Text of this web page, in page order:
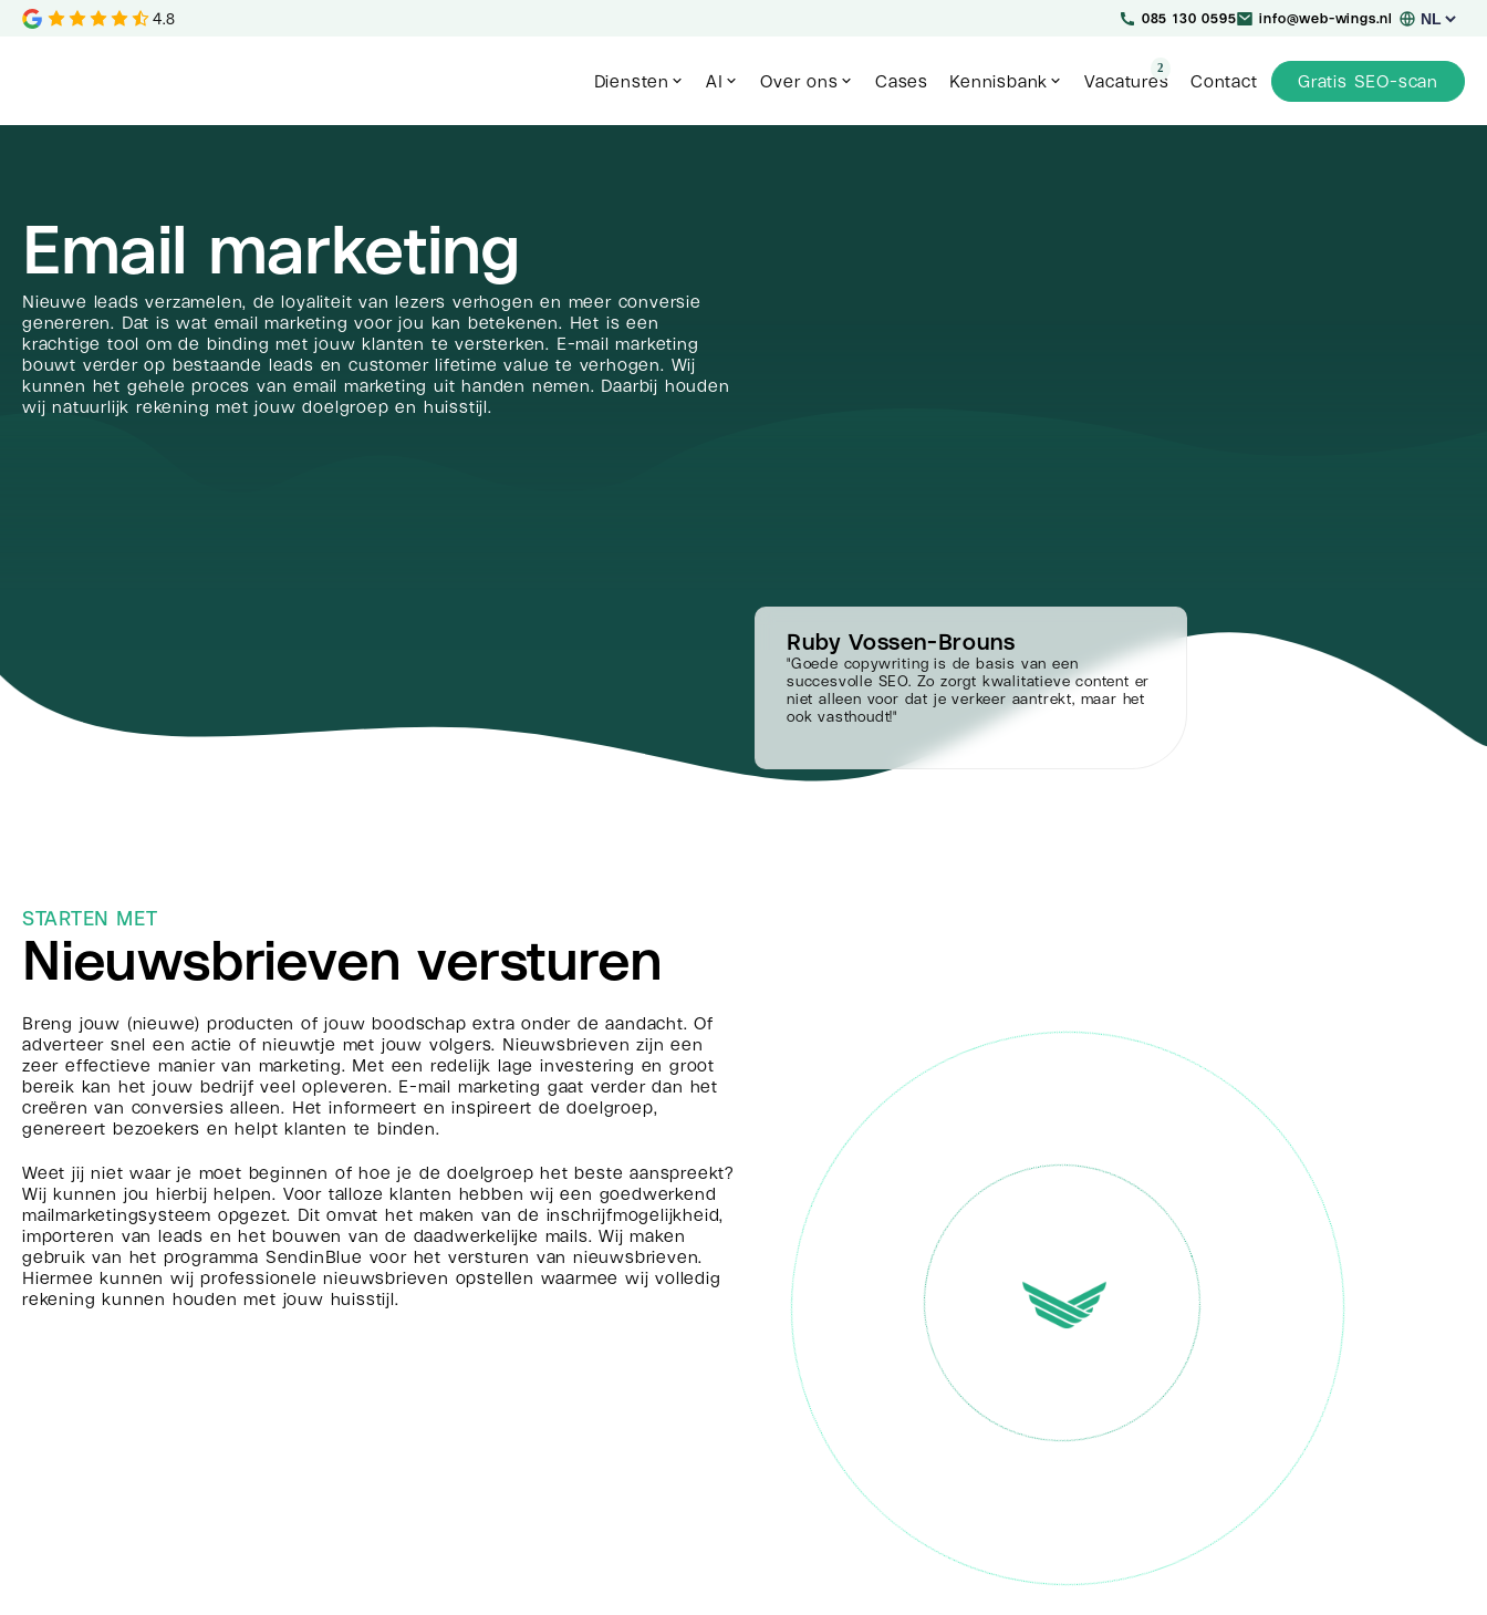
4.8 085 130 0595 info@web-wings.nl
Kies
taal
Diensten
AI Over ons Cases Kennisbank Vacatures
2
Contact Gratis SEO-scan
Email marketing
Nieuwe leads verzamelen, de loyaliteit van lezers verhogen en meer conversie
genereren. Dat is wat email marketing voor jou kan betekenen. Het is een
krachtige tool om de binding met jouw klanten te versterken. E-mail marketing
bouwt verder op bestaande leads en customer lifetime value te verhogen. Wij
kunnen het gehele proces van email marketing uit handen nemen. Daarbij houden
wij natuurlijk rekening met jouw doelgroep en huisstijl.
Ruby Vossen-Brouns
"Goede copywriting is de basis van een
succesvolle SEO. Zo zorgt kwalitatieve content er
niet alleen voor dat je verkeer aantrekt, maar het
ook vasthoudt!"
STARTEN MET
Nieuwsbrieven versturen
Breng jouw (nieuwe) producten of jouw boodschap extra onder de aandacht. Of
adverteer snel een actie of nieuwtje met jouw volgers. Nieuwsbrieven zijn een
zeer effectieve manier van marketing. Met een redelijk lage investering en groot
bereik kan het jouw bedrijf veel opleveren. E-mail marketing gaat verder dan het
creëren van conversies alleen. Het informeert en inspireert de doelgroep,
genereert bezoekers en helpt klanten te binden.
Weet jij niet waar je moet beginnen of hoe je de doelgroep het beste aanspreekt?
Wij kunnen jou hierbij helpen. Voor talloze klanten hebben wij een goedwerkend
mailmarketingsysteem opgezet. Dit omvat het maken van de inschrijfmogelijkheid,
importeren van leads en het bouwen van de daadwerkelijke mails. Wij maken
gebruik van het programma SendinBlue voor het versturen van nieuwsbrieven.
Hiermee kunnen wij professionele nieuwsbrieven opstellen waarmee wij volledig
rekening kunnen houden met jouw huisstijl.